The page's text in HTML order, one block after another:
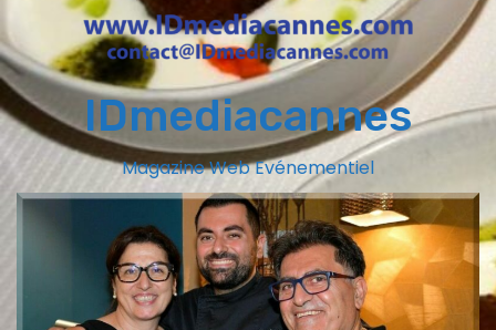
IDmediacannes
Magazine Web Evénementiel